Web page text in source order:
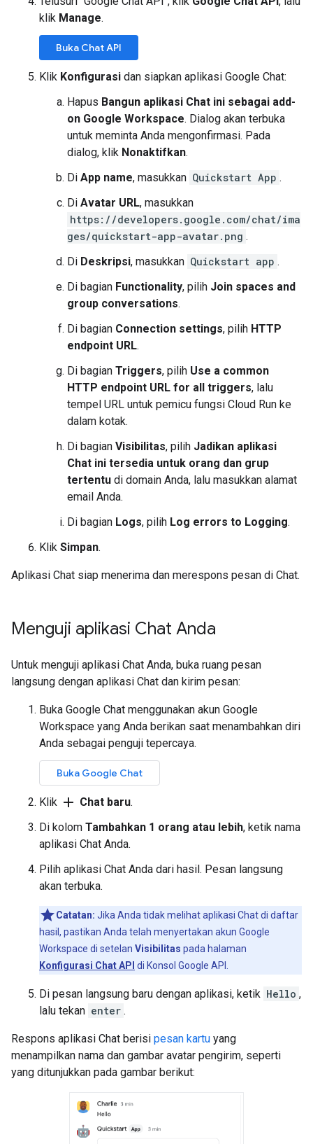
klik Manage.
Buka Chat API
Klik Konfigurasi dan siapkan aplikasi Google Chat:
Hapus Bangun aplikasi Chat ini sebagai add-
on Google Workspace. Dialog akan terbuka
untuk meminta Anda mengonfirmasi. Pada
dialog, klik Nonaktifkan.
Di App name, masukkan Quickstart App .
Di Avatar URL, masukkan
https://developers.google.com/chat/ima
ges/quickstart-app-avatar.png .
Di Deskripsi, masukkan Quickstart app .
Di bagian Functionality, pilih Join spaces and
group conversations.
Di bagian Connection settings, pilih HTTP
endpoint URL.
Di bagian Triggers, pilih Use a common
HTTP endpoint URL for all triggers, lalu
tempel URL untuk pemicu fungsi Cloud Run ke
dalam kotak.
Di bagian Visibilitas, pilih Jadikan aplikasi
Chat ini tersedia untuk orang dan grup
tertentu di domain Anda, lalu masukkan alamat
email Anda.
Di bagian Logs, pilih Log errors to Logging.
Klik Simpan.
Aplikasi Chat siap menerima dan merespons pesan di Chat.
Menguji aplikasi Chat Anda
Untuk menguji aplikasi Chat Anda, buka ruang pesan
langsung dengan aplikasi Chat dan kirim pesan:
Buka Google Chat menggunakan akun Google
Workspace yang Anda berikan saat menambahkan diri
Anda sebagai penguji tepercaya.
Buka Google Chat
Klik add Chat baru.
Di kolom Tambahkan 1 orang atau lebih, ketik nama
aplikasi Chat Anda.
Pilih aplikasi Chat Anda dari hasil. Pesan langsung
akan terbuka.
Catatan: Jika Anda tidak melihat aplikasi Chat di daftar
hasil, pastikan Anda telah menyertakan akun Google
Workspace di setelan Visibilitas pada halaman
Konfigurasi Chat API di Konsol Google API.
Di pesan langsung baru dengan aplikasi, ketik Hello ,
lalu tekan enter .
Respons aplikasi Chat berisi pesan kartu yang
menampilkan nama dan gambar avatar pengirim, seperti
yang ditunjukkan pada gambar berikut: